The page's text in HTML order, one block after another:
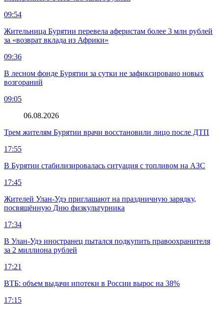
09:54
Жительница Бурятии перевела аферистам более 3 млн рублей
за «возврат вклада из Африки»
09:36
В лесном фонде Бурятии за сутки не зафиксировано новых
возгораний
09:05
06.08.2026
Трем жителям Бурятии врачи восстановили лицо после ДТП
17:55
В Бурятии стабилизировалась ситуация с топливом на АЗС
17:45
Жителей Улан-Удэ приглашают на праздничную зарядку,
посвящённую Дню физкультурника
17:34
В Улан-Удэ иностранец пытался подкупить правоохранителя
за 2 миллиона рублей
17:21
ВТБ: объем выдачи ипотеки в России вырос на 38%
17:15